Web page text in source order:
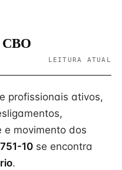
CBO
LEITURA ATUAL
profissionais ativos,
movimento dos
10 se encontra
.